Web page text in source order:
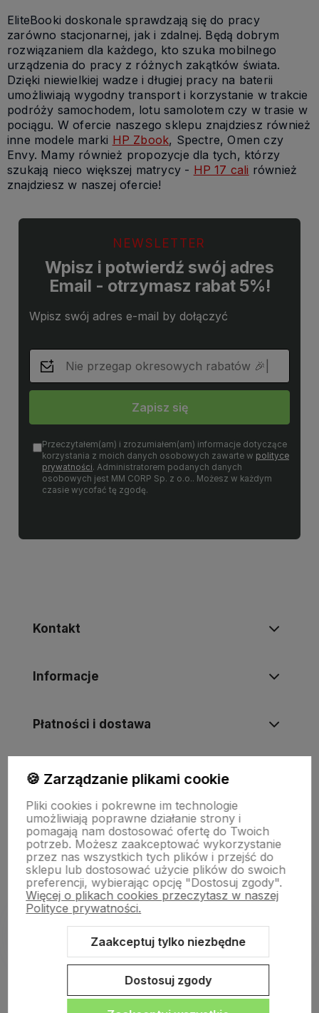
EliteBooki doskonale sprawdzają się do pracy
zarówno stacjonarnej, jak i zdalnej. Będą dobrym
rozwiązaniem dla każdego, kto szuka mobilnego
urządzenia do pracy z różnych zakątków świata.
Dzięki niewielkiej wadze i długiej pracy na baterii
umożliwiają wygodny transport i korzystanie w trakcie
podróży samochodem, lotu samolotem czy w trasie w
pociągu. W ofercie naszego sklepu znajdziesz również
inne modele marki HP Zbook, Spectre, Omen czy
Envy. Mamy również propozycje dla tych, którzy
szukają nieco większej matrycy - HP 17 cali również
znajdziesz w naszej ofercie!
NEWSLETTER
Wpisz i potwierdź swój adres
Email - otrzymasz rabat 5%!
Wpisz swój adres e-mail by dołączyć
Zapisz się
Przeczytałem(am) i zrozumiałem(am) informacje dotyczące
korzystania z moich danych osobowych zawarte w polityce
prywatności. Administratorem podanych danych
osobowych jest MM CORP Sp. z o.o.. Możesz w każdym
czasie wycofać tę zgodę.
Kontakt
Informacje
Płatności i dostawa
Informacje
O nas
Sklep internetowy Shoper.pl Szablon Shoper Modern 3.0™
🍪 Zarządzanie plikami cookie
Pliki cookies i pokrewne im technologie
umożliwiają poprawne działanie strony i
pomagają nam dostosować ofertę do Twoich
potrzeb. Możesz zaakceptować wykorzystanie
przez nas wszystkich tych plików i przejść do
sklepu lub dostosować użycie plików do swoich
preferencji, wybierając opcję "Dostosuj zgody".
Więcej o plikach cookies przeczytasz w naszej
Polityce prywatności.
Zaakceptuj tylko niezbędne
Dostosuj zgody